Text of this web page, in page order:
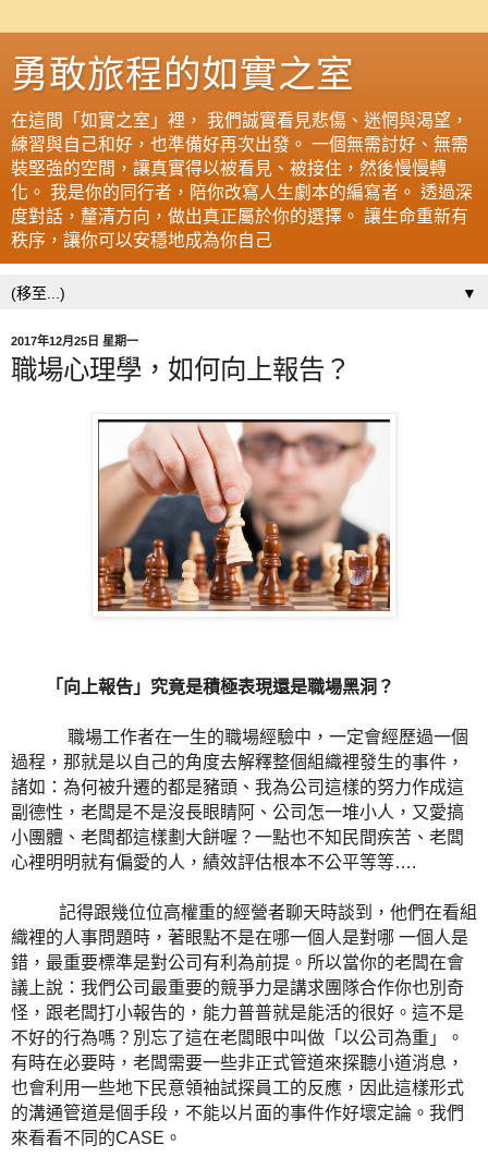
勇敢旅程的如實之室
在這間「如實之室」裡， 我們誠實看見悲傷、迷惘與渴望，
練習與自己和好，也準備好再次出發。 一個無需討好、無需
裝堅強的空間，讓真實得以被看見、被接住，然後慢慢轉
化。 我是你的同行者，陪你改寫人生劇本的編寫者。 透過深
度對話，釐清方向，做出真正屬於你的選擇。 讓生命重新有
秩序，讓你可以安穩地成為你自己
▼
2017年12月25日 星期一
職場心理學，如何向上報告？
「向上報告」究竟是積極表現還是職場黑洞？
職場工作者在一生的職場經驗中，一定會經歷過一個
過程，那就是以自己的角度去解釋整個組織裡發生的事件，
諸如：為何被升遷的都是豬頭、我為公司這樣的努力作成這
副德性，老闆是不是沒長眼睛阿、公司怎一堆小人，又愛搞
小團體、老闆都這樣劃大餅喔？一點也不知民間疾苦、老闆
心裡明明就有偏愛的人，績效評估根本不公平等等….
記得跟幾位位高權重的經營者聊天時談到，他們在看組
織裡的人事問題時，著眼點不是在哪一個人是對哪 一個人是
錯，最重要標準是對公司有利為前提。所以當你的老闆在會
議上說：我們公司最重要的競爭力是講求團隊合作你也別奇
怪，跟老闆打小報告的，能力普普就是能活的很好。這不是
不好的行為嗎？別忘了這在老闆眼中叫做「以公司為重」。
有時在必要時，老闆需要一些非正式管道來探聽小道消息，
也會利用一些地下民意領袖試探員工的反應，因此這樣形式
的溝通管道是個手段，不能以片面的事件作好壞定論。我們
來看看不同的CASE 。